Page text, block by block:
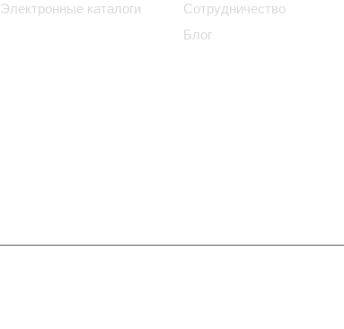
Электронные каталоги
Сотрудничество
Блог